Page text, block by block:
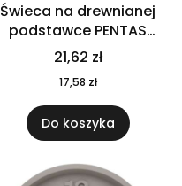
Świeca na drewnianej
podstawce PENTAS
MO6282-40
21,62 zł
17,58 zł
Do koszyka